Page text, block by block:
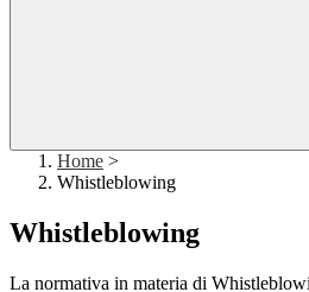
Home >
Whistleblowing
Whistleblowing
La normativa in materia di